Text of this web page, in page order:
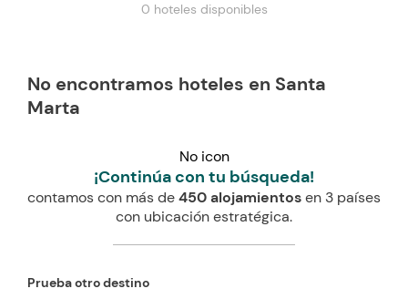
0 hoteles disponibles
No encontramos hoteles en Santa
Marta
No icon
¡Continúa con tu búsqueda!
contamos con más de450 alojamientosen 3 países
con ubicación estratégica.
Prueba otro destino